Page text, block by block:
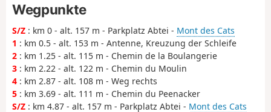
Wegpunkte
S/Z : km 0 - alt. 157 m - Parkplatz Abtei - Mont des Cats
1 : km 0.5 - alt. 153 m - Antenne, Kreuzung der Schleife
2 : km 1.25 - alt. 115 m - Chemin de la Boulangerie
3 : km 2.22 - alt. 122 m - Chemin du Moulin
4 : km 2.87 - alt. 108 m - Weg rechts
5 : km 3.69 - alt. 111 m - Chemin du Peenacker
S/Z : km 4.87 - alt. 157 m - Parkplatz Abtei - Mont des Cats